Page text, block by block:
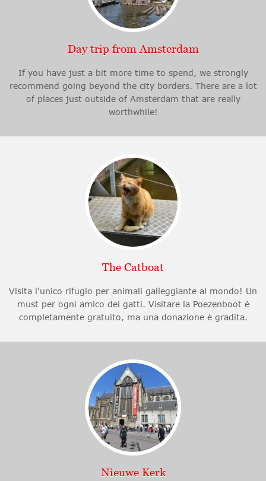
Day trip from Amsterdam
If you have just a bit more time to spend, we strongly
recommend going beyond the city borders. There are a lot
of places just outside of Amsterdam that are really
worthwhile!
The Catboat
Visita l'unico rifugio per animali galleggiante al mondo! Un
must per ogni amico dei gatti. Visitare la Poezenboot è
completamente gratuito, ma una donazione è gradita.
Nieuwe Kerk